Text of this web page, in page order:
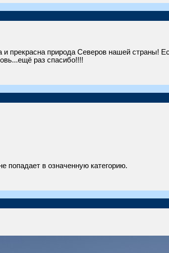
прекрасна природа Северов нашей страны!
раз спасибо!!!!
попадает в означенную категорию.